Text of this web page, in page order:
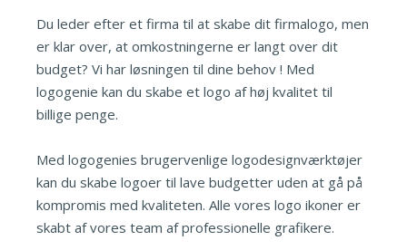
Du leder efter et firma til at skabe dit firmalogo, men
er klar over, at omkostningerne er langt over dit
budget? Vi har løsningen til dine behov ! Med
logogenie kan du skabe et logo af høj kvalitet til
billige penge.
Med logogenies brugervenlige logodesignværktøjer
kan du skabe logoer til lave budgetter uden at gå på
kompromis med kvaliteten. Alle vores logo ikoner er
skabt af vores team af professionelle grafikere.